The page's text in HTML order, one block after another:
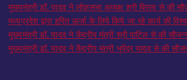
मुख्यमंत्री डॉ. यादव ने लोकसभा अध्यक्ष श्री बिरला से की
मध्यप्रदेश द्वारा हरित ऊर्जा के लिये किये जा रहे कार्य की
मुख्यमंत्री डॉ. यादव ने केंद्रीय मंत्री श्री पाटिल से की
मुख्यमंत्री डॉ. यादव ने केंद्रीय मंत्री भूपेंद्र यादव से की